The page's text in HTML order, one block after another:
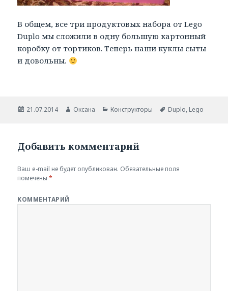
В общем, все три продуктовых набора от Lego
Duplo мы сложили в одну большую картонный
коробку от тортиков. Теперь наши куклы сыты
и довольны.
Опубликовано
21.07.2014 Автор
Оксана Рубрики
Конструкторы Метки
Duplo, Lego
Добавить комментарий
Ваш e-mail не будет опубликован. Обязательные поля
помечены*
КОММЕНТАРИЙ